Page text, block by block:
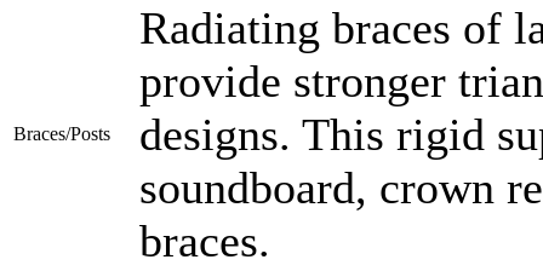
Braces/Posts
Radiating braces of
provide stronger
designs. This rigid
soundboard, crown
braces.